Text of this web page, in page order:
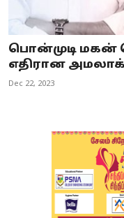
பொன்முடி மகன்
எதிரான
Dec 22, 2023